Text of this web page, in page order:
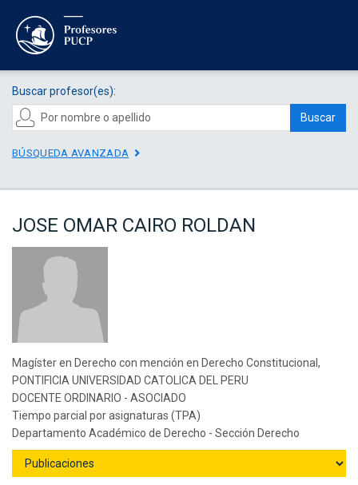
Buscar profesor(es):
Buscar
BÚSQUEDA AVANZADA
JOSE OMAR CAIRO ROLDAN
Magíster en Derecho con mención en Derecho Constitucional,
PONTIFICIA UNIVERSIDAD CATOLICA DEL PERU
DOCENTE ORDINARIO - ASOCIADO
Tiempo parcial por asignaturas (TPA)
Departamento Académico de Derecho - Sección Derecho